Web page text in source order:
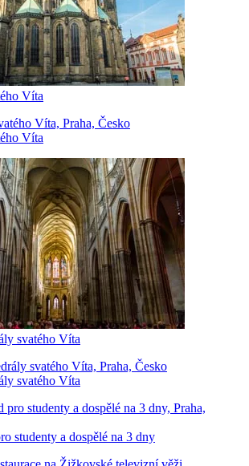
Víta
Víta
svatého Víta
svatého Víta
studenty a dospělé na 3 dny